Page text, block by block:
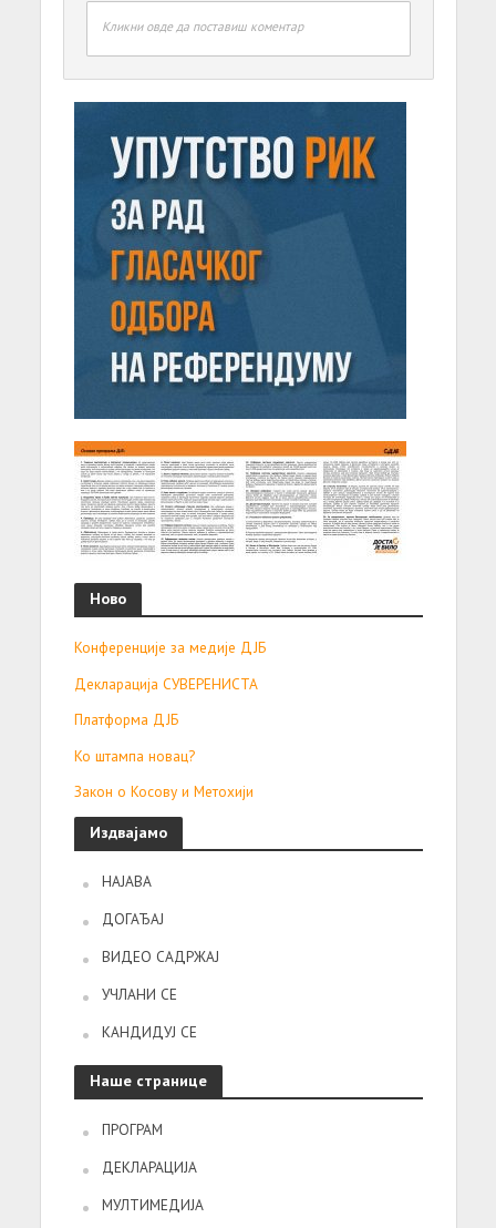
Кликни овде да поставиш коментар
Ново
Конференције за медије ДЈБ
Декларација СУВЕРЕНИСТА
Платформа ДЈБ
Ко штампа новац?
Закон о Косову и Метохији
Издвајамо
НАЈАВА
ДОГАЂАЈ
ВИДЕО САДРЖАЈ
УЧЛАНИ СЕ
КАНДИДУЈ СЕ
Наше странице
ПРОГРАМ
ДЕКЛАРАЦИЈА
МУЛТИМЕДИЈА